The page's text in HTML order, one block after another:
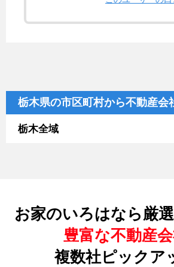
栃木県の市区町村から不動産会
栃木全域
お家のいろはなら厳
豊富な不動産
複数社ピックア